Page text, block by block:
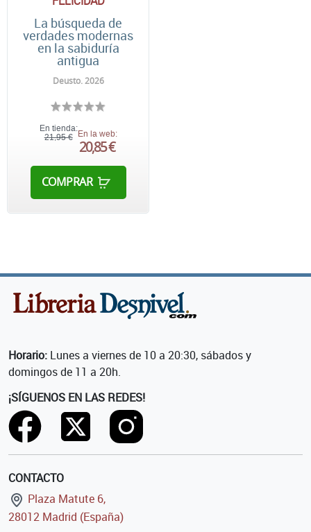
La búsqueda de
verdades modernas
en la sabiduría
antigua
Deusto. 2026
En tienda:
21,95 € En la web:
20,85 €
COMPRAR
Horario: Lunes a viernes de 10 a 20:30, sábados y
domingos de 11 a 20h.
¡SÍGUENOS EN LAS REDES!
CONTACTO
Plaza Matute 6,
28012 Madrid (España)